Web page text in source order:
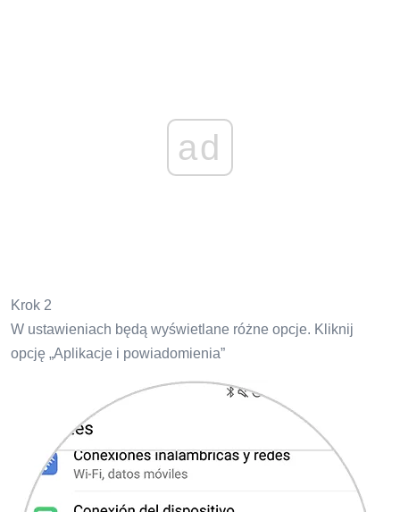
ad
Krok 2
W ustawieniach będą wyświetlane różne opcje. Kliknij
opcję „Aplikacje i powiadomienia”